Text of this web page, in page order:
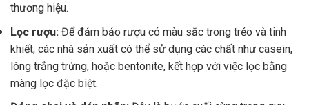
thương hiệu.
Lọc rượu: Để đảm bảo rượu có màu sắc trong trẻo và tinh
khiết, các nhà sản xuất có thể sử dụng các chất như casein,
lòng trắng trứng, hoặc bentonite, kết hợp với việc lọc bằng
màng lọc đặc biệt.